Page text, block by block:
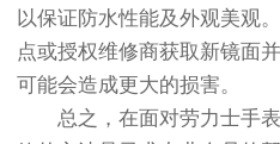
以保证防水性能及外观美观
点或授权维修商获取新镜面
可能会造成更大的损害。
总之，在面对劳力士手表